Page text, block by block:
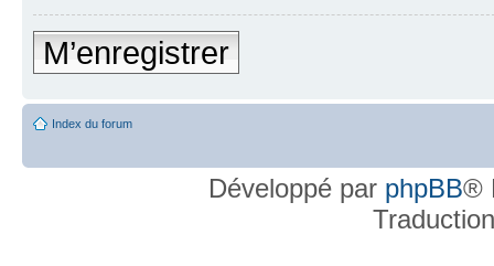
M’enregistrer
Index du forum
Développé par phpBB®